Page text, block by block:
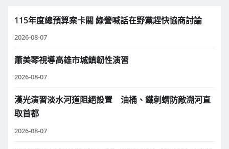
115年度總預算案卡關 綠營喊話在野黨趕快協商討論
2026-08-07
蕭美琴視導高雄市城鎮韌性演習
2026-08-07
漢光演習淡水河道阻絕設置 油桶、鐵刺蝟防敵溯河直
取首都
2026-08-07